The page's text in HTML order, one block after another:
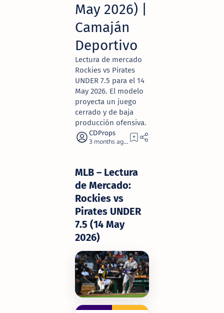
May 2026) |
Camaján
Deportivo
Lectura de mercado
Rockies vs Pirates
UNDER 7.5 para el 14
May 2026. El modelo
proyecta un juego
cerrado y de baja
producción ofensiva.
3 months ago 2
MLB – Lectura
de Mercado:
Rockies vs
Pirates UNDER
7.5 (14 May
2026)